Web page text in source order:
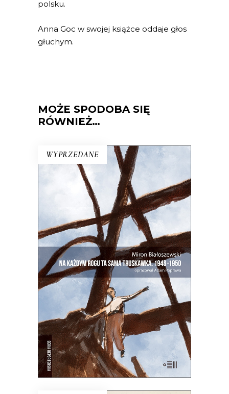
polsku.
Anna Goc w swojej książce oddaje głos
głuchym.
MOŻE SPODOBA SIĘ
RÓWNIEŻ…
WYPRZEDANE
E-BOOK DO KOSZYKA
NA KAŻDYM ROGU TA SAMA
TRUSKAWKA
Zupełnie nowe miasto. Jakaś inna
Warszawa na starych śmieciach. Skąd
się wzięła?
50.00zł 25.00zł